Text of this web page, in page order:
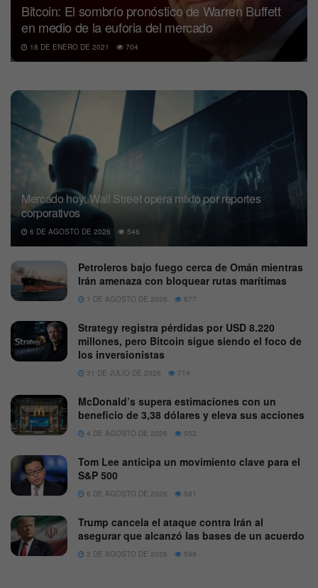
Bitcoin: El sombrío pronóstico de Warren Buffett
en medio de la euforia del mercado
18 DE ENERO DE 2021 704
Mercado hoy: Wall Street opera mixto por reportes
corporativos
6 DE AGOSTO DE 2026 546
Petroleros bajo fuego cerca de Omán mientras
Irán amenaza con bloquear rutas marítimas
1 DE AGOSTO DE 2026 677
Strategy registra pérdidas por USD 8.220
millones, pero Bitcoin sigue siendo el foco de
los inversionistas
31 DE JULIO DE 2026 714
McDonald’s supera estimaciones con un
beneficio de 3,38 dólares y eleva sus acciones
4 DE AGOSTO DE 2026 552
Tom Lee anticipa un movimiento clave para el
S&P 500
6 DE AGOSTO DE 2026 581
Trump cancela el ataque contra Irán al
asegurar que alcanzó las bases de un acuerdo
2 DE AGOSTO DE 2026 589